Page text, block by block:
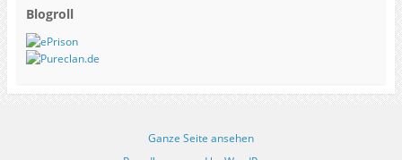
Blogroll
Ganze Seite ansehen